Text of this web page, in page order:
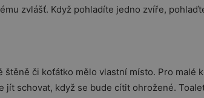
zvlášť. Když pohladíte jedno zvíře,
štěně či koťátko mělo vlastní místo. Pro malé
jít schovat, když se bude cítit ohrožené.